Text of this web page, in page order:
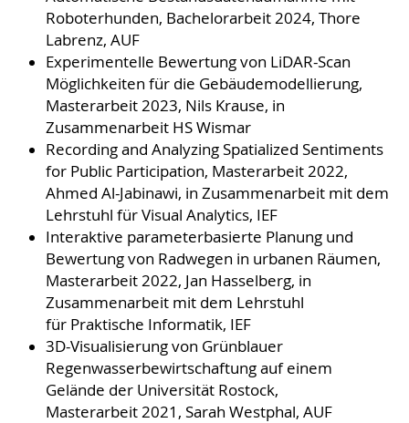
Roboterhunden, Bachelorarbeit 2024, Thore
Labrenz, AUF
Experimentelle Bewertung von LiDAR-Scan
Möglichkeiten für die Gebäudemodellierung,
Masterarbeit 2023, Nils Krause, in
Zusammenarbeit HS Wismar
Recording and Analyzing Spatialized Sentiments
for Public Participation, Masterarbeit 2022,
Ahmed Al-Jabinawi, in Zusammenarbeit mit dem
Lehrstuhl für Visual Analytics, IEF
Interaktive parameterbasierte Planung und
Bewertung von Radwegen in urbanen Räumen,
Masterarbeit 2022, Jan Hasselberg, in
Zusammenarbeit mit dem Lehrstuhl
für Praktische Informatik, IEF
3D-Visualisierung von Grünblauer
Regenwasserbewirtschaftung auf einem
Gelände der Universität Rostock,
Masterarbeit 2021, Sarah Westphal, AUF